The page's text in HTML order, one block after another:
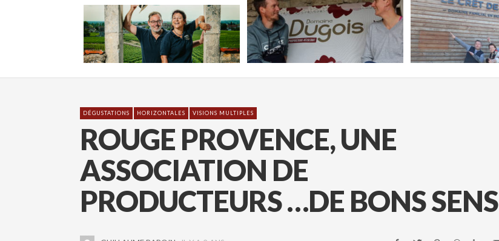
DÉGUSTATIONS HORIZONTALES VISIONS MULTIPLES
ROUGE PROVENCE, UNE
ASSOCIATION DE
PRODUCTEURS …DE BONS SENS